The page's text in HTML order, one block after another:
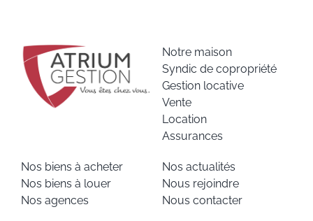
Notre maison
Syndic de copropriété
Gestion locative
Vente
Location
Assurances
Nos biens à acheter
Nos biens à louer
Nos agences
Nos actualités
Nous rejoindre
Nous contacter